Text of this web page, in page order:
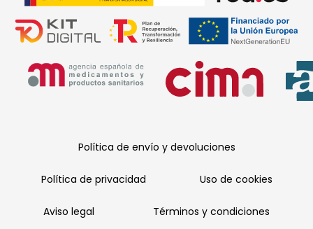
Política de envío y devoluciones
Política de privacidad Uso de cookies
Aviso legal Términos y condiciones